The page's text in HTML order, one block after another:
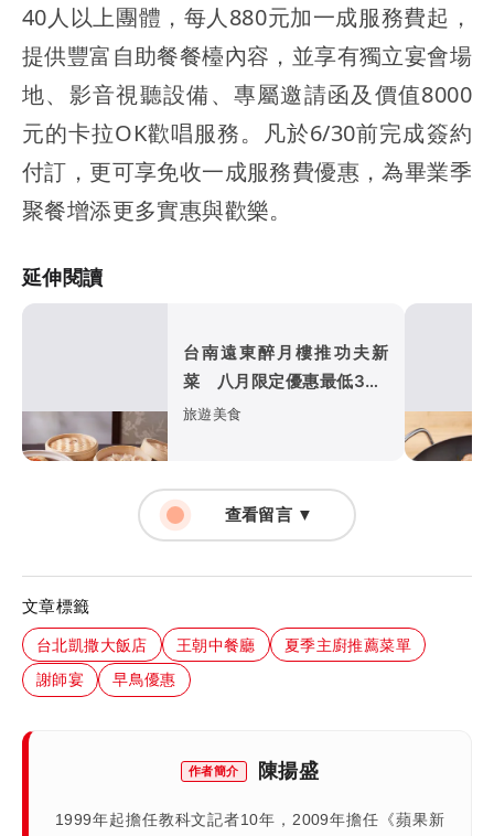
40人以上團體，每人880元加一成服務費起，
提供豐富自助餐餐檯內容，並享有獨立宴會場
地、影音視聽設備、專屬邀請函及價值8000
元的卡拉OK歡唱服務。凡於6/30前完成簽約
付訂，更可享免收一成服務費優惠，為畢業季
聚餐增添更多實惠與歡樂。
延伸閱讀
台南遠東醉月樓推功夫新
菜 八月限定優惠最低380
元嘗江浙味
旅遊美食
查看留言 ▼
文章標籤
台北凱撒大飯店 王朝中餐廳
夏季主廚推薦菜單
謝師宴
早鳥優惠
作者簡介 陳揚盛
1999年起擔任教科文記者10年，2009年擔任《蘋果新